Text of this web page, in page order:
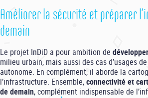
Améliorer la sécurité et préparer
demain
Le projet InDiD a pour ambition de
milieu urbain, mais aussi des cas d’usages
autonome. En complément, il aborde la
l’infrastructure. Ensemble,connectivité et
de demain, complément indispensable de